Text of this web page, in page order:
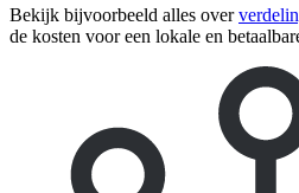
Bekijk bijvoorbeeld alles over
de kosten voor een lokale en